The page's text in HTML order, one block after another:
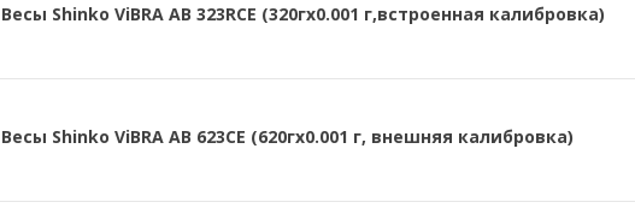
Весы Shinko ViBRA AB 323RCE (320гх0.001 г,встроенная калибровка)
Весы Shinko ViBRA AB 623CE (620гх0.001 г, внешняя калибровка)